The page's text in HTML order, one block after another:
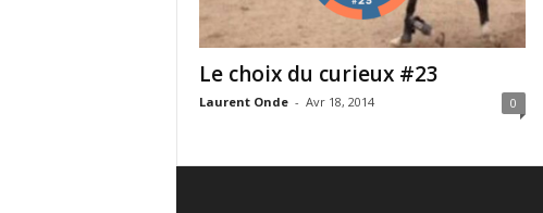
Le choix du curieux #23
Laurent Onde - Avr 18, 2014 0